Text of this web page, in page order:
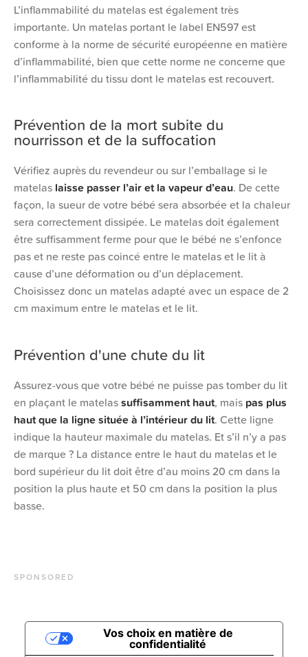
L’inflammabilité du matelas est également très
importante. Un matelas portant le label EN597 est
conforme à la norme de sécurité européenne en matière
d’inflammabilité, bien que cette norme ne concerne que
l’inflammabilité du tissu dont le matelas est recouvert.
Prévention de la mort subite du
nourrisson et de la suffocation
Vérifiez auprès du revendeur ou sur l’emballage si le
matelas laisse passer l’air et la vapeur d’eau. De cette
façon, la sueur de votre bébé sera absorbée et la chaleur
sera correctement dissipée. Le matelas doit également
être suffisamment ferme pour que le bébé ne s’enfonce
pas et ne reste pas coincé entre le matelas et le lit à
cause d’une déformation ou d’un déplacement.
Choisissez donc un matelas adapté avec un espace de 2
cm maximum entre le matelas et le lit.
Prévention d'une chute du lit
Assurez-vous que votre bébé ne puisse pas tomber du lit
en plaçant le matelassuffisamment haut, mais pas plus
haut que la ligne située à l’intérieur du lit. Cette ligne
indique la hauteur maximale du matelas. Et s’il n’y a pas
de marque ? La distance entre le haut du matelas et le
bord supérieur du lit doit être d’au moins 20 cm dans la
position la plus haute et 50 cm dans la position la plus
basse.
SPONSORED